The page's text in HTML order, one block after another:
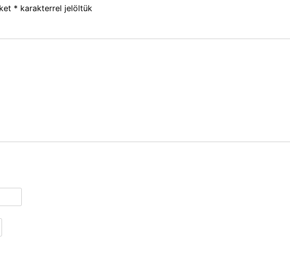
* karakterrel jelöltük